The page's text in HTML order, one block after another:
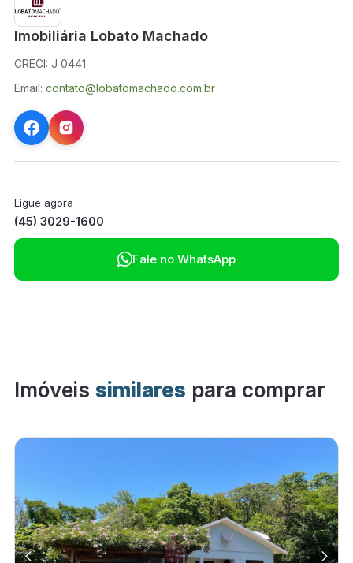
Imobiliária Lobato Machado
CRECI: J 0441
Email: contato@lobatomachado.com.br
Ligue agora
(45) 3029-1600
Fale no WhatsApp
Imóveis similares para comprar